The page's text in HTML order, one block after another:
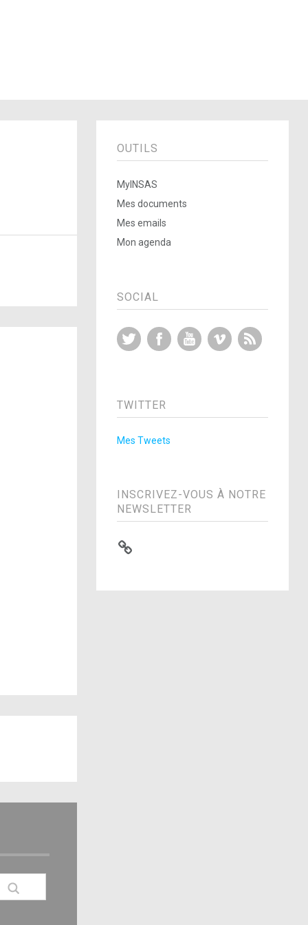
OUTILS
MyINSAS
Mes documents
Mes emails
Mon agenda
SOCIAL
Twitter FacebookYouTubeVimeo
TWITTER
Mes Tweets
INSCRIVEZ-VOUS À NOTRE
NEWSLETTER